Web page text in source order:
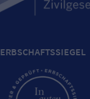
ERBSCHAFTSSIEGEL